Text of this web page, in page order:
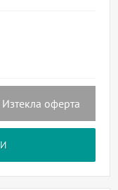
Изтекла оферта